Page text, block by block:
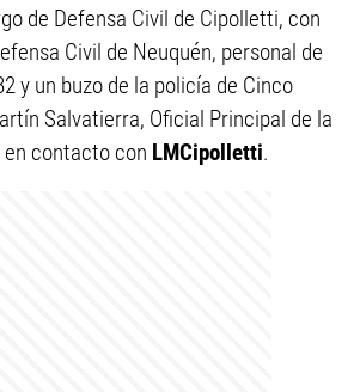
de Defensa Civil de Cipolletti, con
Civil de Neuquén, personal de
y un buzo de la policía de Cinco
Salvatierra, Oficial Principal de la
en contacto con LMCipolletti.